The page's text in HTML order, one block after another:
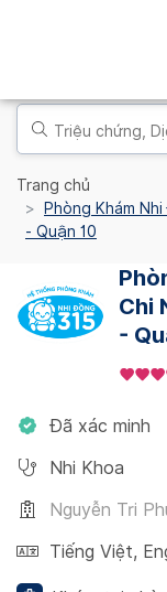
Trang chủ
Phòng Khám
- Quận 10
Chi
-
Đã xác minh
Nhi Khoa
Nguyễn Tri
Tiếng Việt,